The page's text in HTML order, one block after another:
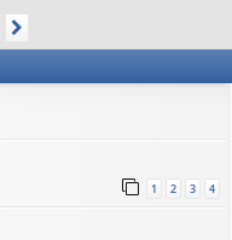
1 2 3 4